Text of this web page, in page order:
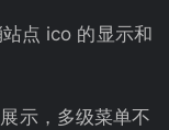
点 ico 的显示和
示，多级菜单不